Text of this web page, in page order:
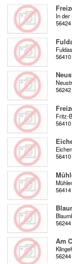
In der
Fritz-
Am